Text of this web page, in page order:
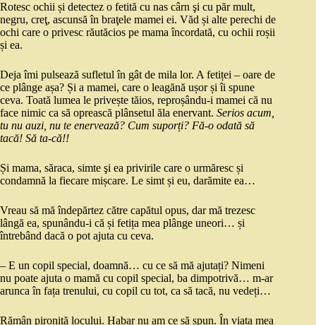
Rotesc ochii și detectez o fetită cu nas cârn şi cu păr mult,
negru, creţ, ascunsă în braţele mamei ei. Văd și alte perechi de
ochi care o privesc răutăcios pe mama încordată, cu ochii roșii
și ea.
Deja îmi pulsează sufletul în gât de mila lor. A fetiței – oare de
ce plânge așa? Și a mamei, care o leagănă ușor și îi spune
ceva. Toată lumea le privește tăios, reproșându-i mamei că nu
face nimic ca să oprească plânsetul ăla enervant. Serios acum,
tu nu auzi, nu te enervează? Cum suporți? Fă-o odată să
tacă! Să ta-că!!
Și mama, săraca, simte şi ea privirile care o urmăresc și
condamnă la fiecare mișcare. Le simt și eu, darămite ea…
Vreau să mă îndepărtez către capătul opus, dar mă trezesc
lângă ea, spunându-i că și fetița mea plânge uneori… și
întrebând dacă o pot ajuta cu ceva.
– E un copil special, doamnă… cu ce să mă ajutați? Nimeni
nu poate ajuta o mamă cu copil special, ba dimpotrivă… m-ar
arunca în fața trenului, cu copil cu tot, ca să tacă, nu vedeți…
Rămân pironită locului. Habar nu am ce să spun. În viața mea